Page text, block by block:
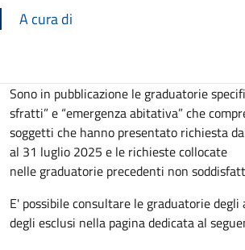
A cura di
Descrizione
Sono in pubblicazione le graduatorie
sfratti” e “emergenza abitativa” che
soggetti che hanno presentato richiesta
al 31 luglio 2025 e le richieste collocate
nelle graduatorie precedenti non
E' possibile consultare le graduatorie degli
degli esclusi nella pagina dedicata al